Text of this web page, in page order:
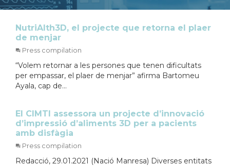
NutriAlth3D, el projecte que retorna el plaer
de menjar
Press compilation
“Volem retornar a les persones que tenen dificultats
per empassar, el plaer de menjar” afirma Bartomeu
Ayala, cap de...
El CIMTI assessora un projecte d’innovació
d’impressió d’aliments 3D per a pacients
amb disfàgia
Press compilation
Redacció, 29.01.2021 (Nació Manresa) Diverses entitats